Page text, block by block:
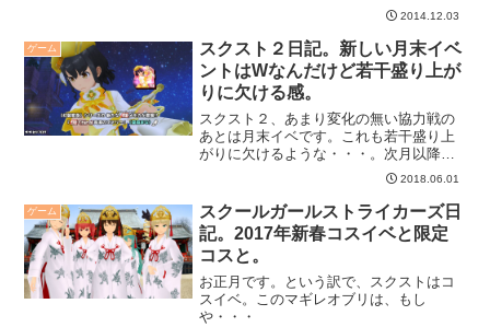
2014.12.03
ゲーム
スクスト２日記。新しい月末イベ
ントはWなんだけど若干盛り上が
りに欠ける感。
スクスト２、あまり変化の無い協力戦の
あとは月末イベです。これも若干盛り上
がりに欠けるような・・・。次月以降に
2018.06.01
ゲーム
スクールガールストライカーズ日
記。2017年新春コスイベと限定
コスと。
お正月です。という訳で、スクストはコ
スイベ。このマギレオブリは、もし
や・・・